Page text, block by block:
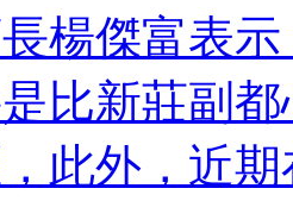
楊傑富表
比新莊副
此外，近